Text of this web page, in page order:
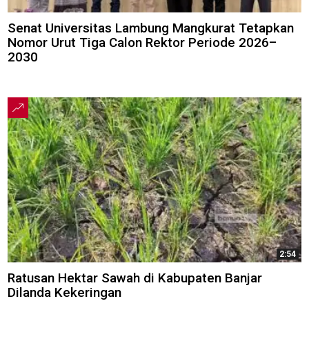
Senat Universitas Lambung Mangkurat Tetapkan
Nomor Urut Tiga Calon Rektor Periode 2026–
2030
2:54
Ratusan Hektar Sawah di Kabupaten Banjar
Dilanda Kekeringan